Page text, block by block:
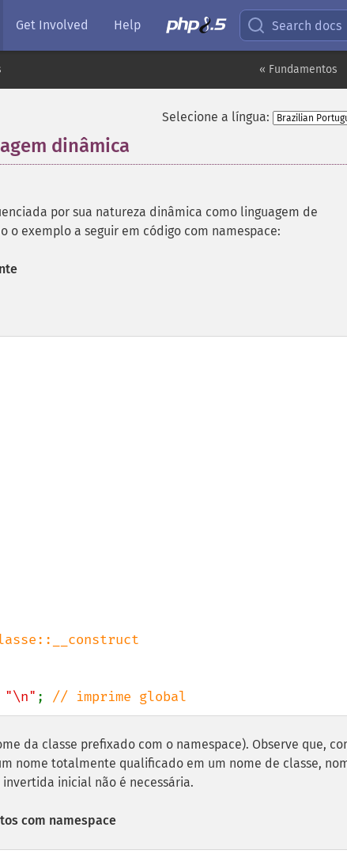
Get Involved Help Search docs
« Fundamentos
Selecione a língua:
dinâmica
por sua natureza dinâmica como linguagem de
o exemplo a seguir em código com namespace:
"\n" ; // imprime global
da classe prefixado com o namespace). Observe que,
nome totalmente qualificado em um nome de classe,
inicial não é necessária.
com namespace